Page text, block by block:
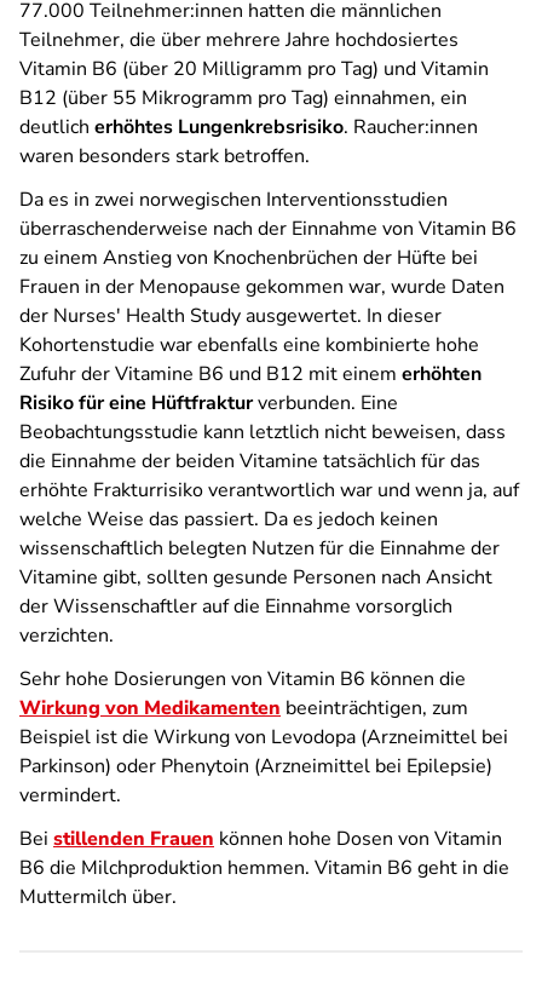
77.000 Teilnehmer:innen hatten die männlichen
Teilnehmer, die über mehrere Jahre hochdosiertes
Vitamin B6 (über 20 Milligramm pro Tag) und Vitamin
B12 (über 55 Mikrogramm pro Tag) einnahmen, ein
deutlich erhöhtes Lungenkrebsrisiko. Raucher:innen
waren besonders stark betroffen.
Da es in zwei norwegischen Interventionsstudien
überraschenderweise nach der Einnahme von Vitamin B6
zu einem Anstieg von Knochenbrüchen der Hüfte bei
Frauen in der Menopause gekommen war, wurde Daten
der Nurses' Health Study ausgewertet. In dieser
Kohortenstudie war ebenfalls eine kombinierte hohe
Zufuhr der Vitamine B6 und B12 mit einem erhöhten
Risiko für eine Hüftfrakturverbunden. Eine
Beobachtungsstudie kann letztlich nicht beweisen, dass
die Einnahme der beiden Vitamine tatsächlich für das
erhöhte Frakturrisiko verantwortlich war und wenn ja, auf
welche Weise das passiert. Da es jedoch keinen
wissenschaftlich belegten Nutzen für die Einnahme der
Vitamine gibt, sollten gesunde Personen nach Ansicht
der Wissenschaftler auf die Einnahme vorsorglich
verzichten.
Sehr hohe Dosierungen von Vitamin B6 können die
Wirkung von Medikamenten beeinträchtigen, zum
Beispiel ist die Wirkung von Levodopa (Arzneimittel bei
Parkinson) oder Phenytoin (Arzneimittel bei Epilepsie)
vermindert.
Bei stillenden Frauen können hohe Dosen von Vitamin
B6 die Milchproduktion hemmen. Vitamin B6 geht in die
Muttermilch über.